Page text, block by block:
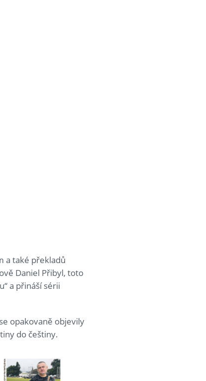
a také překladů
Daniel Přibyl, toto
a přináší sérii
opakovaně objevily
do češtiny.